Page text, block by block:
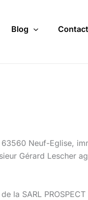
Blog Contact
Neuf-Eglise,
Gérard Lescher
SARL PROSPECT